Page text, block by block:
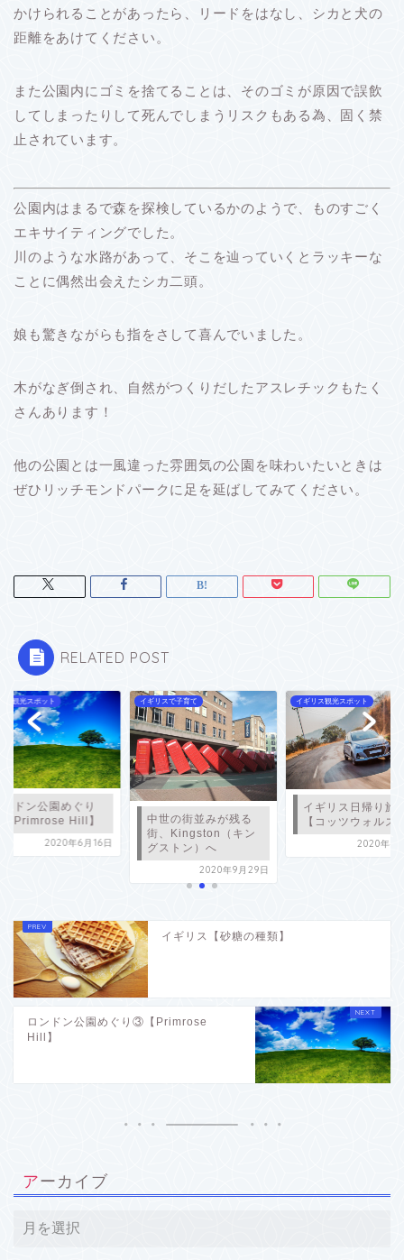
かけられることがあったら、リードをはなし、シカと犬の
距離をあけてください。
また公園内にゴミを捨てることは、そのゴミが原因で誤飲
してしまったりして死んでしまうリスクもある為、固く禁
止されています。
公園内はまるで森を探検しているかのようで、ものすごく
エキサイティングでした。
川のような水路があって、そこを辿っていくとラッキーな
ことに偶然出会えたシカ二頭。
娘も驚きながらも指をさして喜んでいました。
木がなぎ倒され、自然がつくりだしたアスレチックもたく
さんあります！
他の公園とは一風違った雰囲気の公園を味わいたいときは
ぜひリッチモンドパークに足を延ばしてみてください。
RELATED POST
スで子育て
の街並みが残る
、Kingston（キン
ストン）へ
イギリス観光スポット
イギリス日帰り旅行
【コッツウォルズ】
2020年4月10日
イギリス観光スポット
ロンドン公園めぐ
③【Primrose Hill
2020年6
イギリス【砂糖の種類】
ロンドン公園めぐり③【Primrose
Hill】
アーカイブ